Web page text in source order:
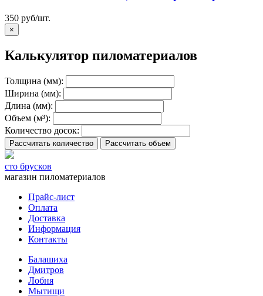
350 руб/шт.
×
Калькулятор пиломатериалов
Толщина (мм):
Ширина (мм):
Длина (мм):
Объем (м³):
Количество досок:
Рассчитать количество Рассчитать объем
сто брусков
магазин пиломатериалов
Прайс-лист
Оплата
Доставка
Информация
Контакты
Балашиха
Дмитров
Лобня
Мытищи